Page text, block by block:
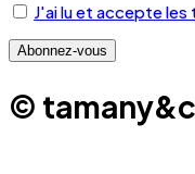
J'ai lu et accepte
©